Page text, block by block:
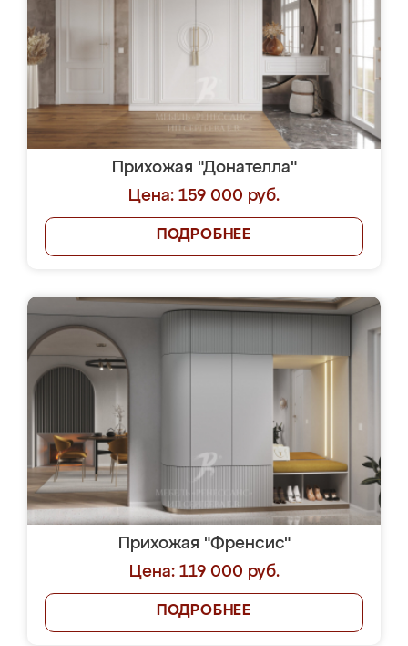
Прихожая "Донателла"
Цена: 159 000 руб.
ПОДРОБНЕЕ
Прихожая "Френсис"
Цена: 119 000 руб.
ПОДРОБНЕЕ